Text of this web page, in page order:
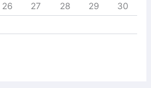
26 27 28 29
30